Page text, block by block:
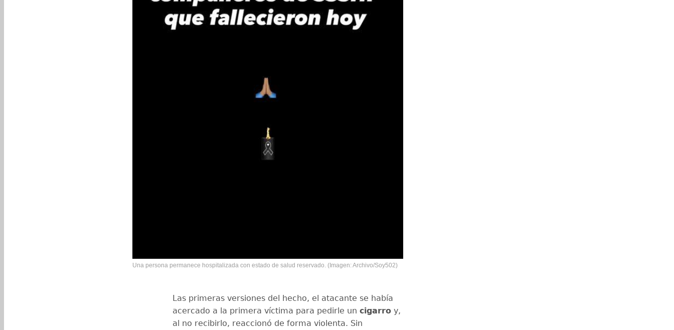
Una persona permanece hospitalizada con estado de salud reservado. (Imagen: Archivo/Soy502)
Las primeras versiones del hecho, el atacante se había
acercado a la primera víctima para pedirle un cigarro y,
al no recibirlo, reaccionó de forma violenta. Sin